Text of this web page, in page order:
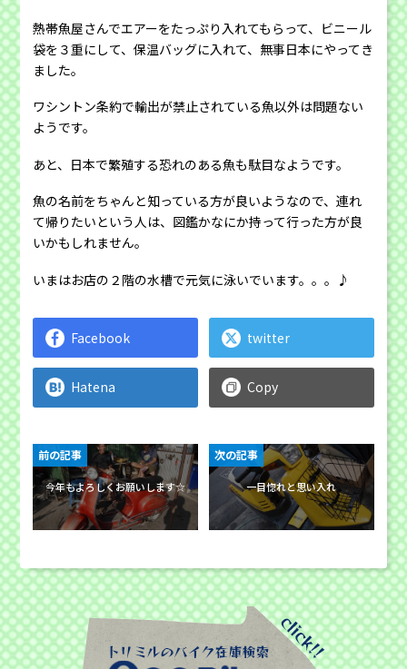
熱帯魚屋さんでエアーをたっぷり入れてもらって、ビニール
袋を３重にして、保温バッグに入れて、無事日本にやってき
ました。
ワシントン条約で輸出が禁止されている魚以外は問題ない
ようです。
あと、日本で繁殖する恐れのある魚も駄目なようです。
魚の名前をちゃんと知っている方が良いようなので、連れ
て帰りたいという人は、図鑑かなにか持って行った方が良
いかもしれません。
いまはお店の２階の水槽で元気に泳いでいます。。。♪
Facebook twitter
Hatena Copy
今年もよろしくお願いします☆
前の記事
一目惚れと思い入れ
次の記事